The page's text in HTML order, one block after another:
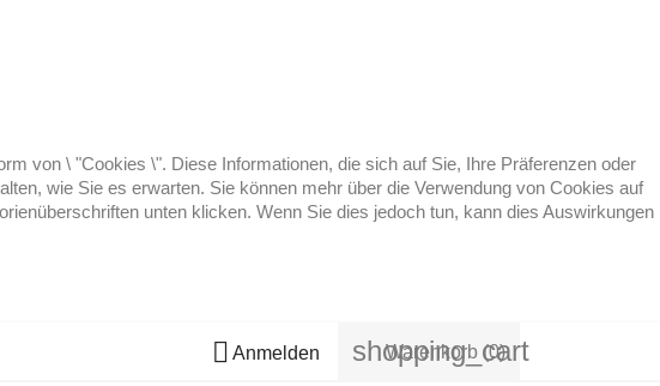
von \ "Cookies \". Diese Informationen, die sich auf Sie, Ihre Präferenzen oder
wie Sie es erwarten. Sie können mehr über die Verwendung von Cookies auf
unten klicken. Wenn Sie dies jedoch tun, kann dies Auswirkungen
 Anmelden shopping_cart
Warenkorb (0)